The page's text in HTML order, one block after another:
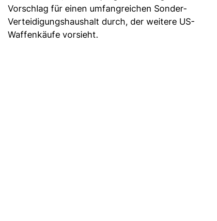
Vorschlag für einen umfangreichen Sonder-
Verteidigungshaushalt durch, der weitere US-
Waffenkäufe vorsieht.